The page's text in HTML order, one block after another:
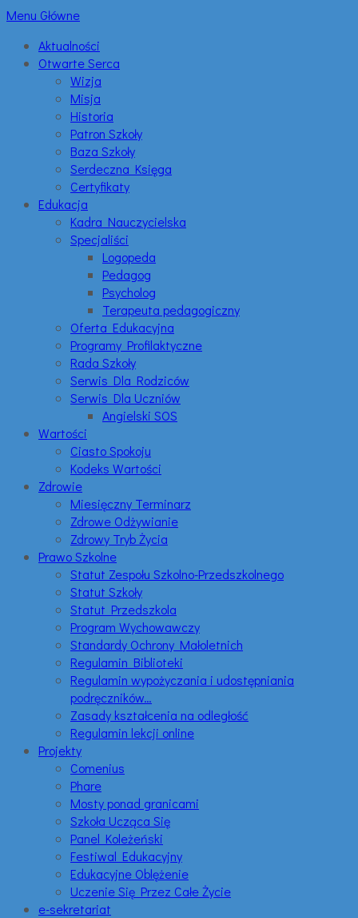
Menu Główne
Aktualności
Otwarte Serca
Wizja
Misja
Historia
Patron Szkoły
Baza Szkoły
Serdeczna Księga
Certyfikaty
Edukacja
Kadra Nauczycielska
Specjaliści
Logopeda
Pedagog
Psycholog
Terapeuta pedagogiczny
Oferta Edukacyjna
Programy Profilaktyczne
Rada Szkoły
Serwis Dla Rodziców
Serwis Dla Uczniów
Angielski SOS
Wartości
Ciasto Spokoju
Kodeks Wartości
Zdrowie
Miesięczny Terminarz
Zdrowe Odżywianie
Zdrowy Tryb Życia
Prawo Szkolne
Statut Zespołu Szkolno-Przedszkolnego
Statut Szkoły
Statut Przedszkola
Program Wychowawczy
Standardy Ochrony Małoletnich
Regulamin Biblioteki
Regulamin wypożyczania i udostępniania
podręczników…
Zasady kształcenia na odległość
Regulamin lekcji online
Projekty
Comenius
Phare
Mosty ponad granicami
Szkoła Ucząca Się
Panel Koleżeński
Festiwal Edukacyjny
Edukacyjne Oblężenie
Uczenie Się Przez Całe Życie
e-sekretariat